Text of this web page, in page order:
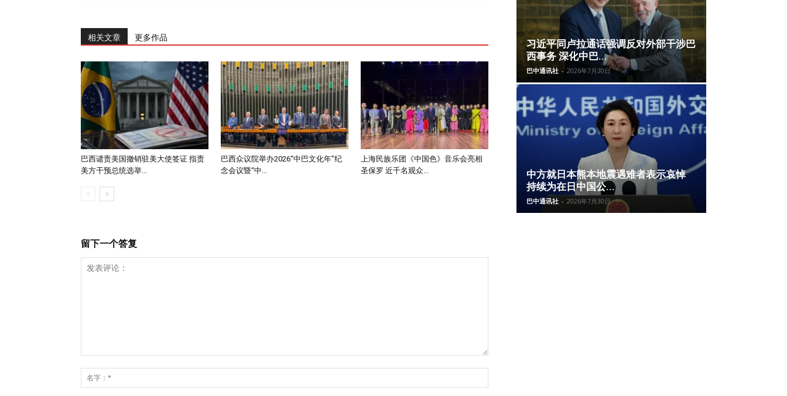
相关文章 更多作品
巴西谴责美国撤销驻美大使签证 指责
美方干预总统选举...
巴西众议院举办2026“中巴文化年”纪
念会议暨“中...
上海民族乐团《中国色》音乐会亮相
圣保罗 近千名观众...
留下一个答复
习近平同卢拉通话强调反对外部干涉巴
西事务 深化中巴...
巴中通讯社 - 2026年7月30日
中方就日本熊本地震遇难者表示哀悼
持续为在日中国公...
巴中通讯社 - 2026年7月30日